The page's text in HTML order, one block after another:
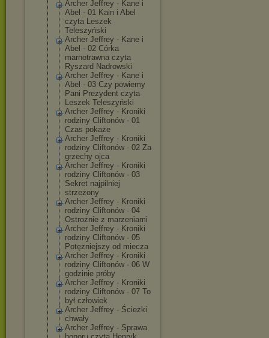
Archer Jeffrey - Kane i
Abel - 01 Kain i Abel
czyta Leszek
Teleszyński
Archer Jeffrey - Kane i
Abel - 02 Córka
marnotrawna czyta
Ryszard Nadrowski
Archer Jeffrey - Kane i
Abel - 03 Czy powiemy
Pani Prezydent czyta
Leszek Teleszyński
Archer Jeffrey - Kroniki
rodziny Cliftonów - 01
Czas pokaże
Archer Jeffrey - Kroniki
rodziny Cliftonów - 02 Za
grzechy ojca
Archer Jeffrey - Kroniki
rodziny Cliftonów - 03
Sekret najpilniej
strzeżony
Archer Jeffrey - Kroniki
rodziny Cliftonów - 04
Ostrożnie z marzeniami
Archer Jeffrey - Kroniki
rodziny Cliftonów - 05
Potężniejszy od miecza
Archer Jeffrey - Kroniki
rodziny Cliftonów - 06 W
godzinie próby
Archer Jeffrey - Kroniki
rodziny Cliftonów - 07 To
był człowiek
Archer Jeffrey - Ścieżki
chwały
Archer Jeffrey - Sprawa